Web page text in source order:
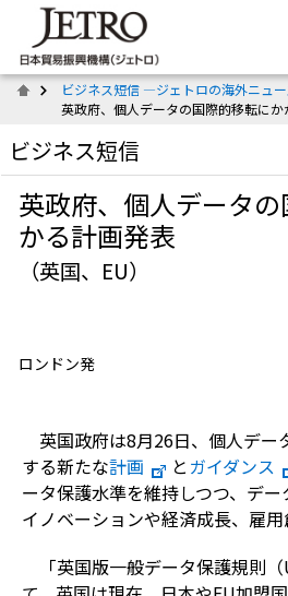
ビジネス短信 ―ジェトロの海外ニュー
英政府、個人データの国際的移転にか
ビジネス短信
英政府、個人データ
かる計画発表
（英国、EU）
ロンドン発
英国政府は8月26日、個人デー
する新たな計画 と ガイダンス
ータ保護水準を維持しつつ、デー
イノベーションや経済成長、雇用
「英国版一般データ保護規則